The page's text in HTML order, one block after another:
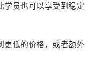
学员也可以享受到稳定
更低的价格，或者额外